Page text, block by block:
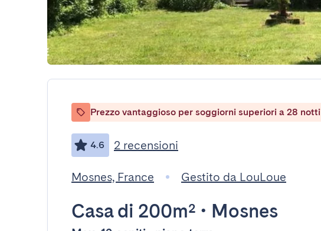
Prezzo vantaggioso per soggiorni superiori a 28 notti
4.6 2 recensioni
Mosnes, France Gestito da LouLoue
Casadi 200m² • Mosnes